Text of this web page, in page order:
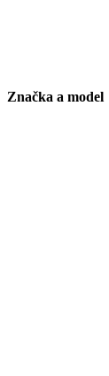
Značka a model